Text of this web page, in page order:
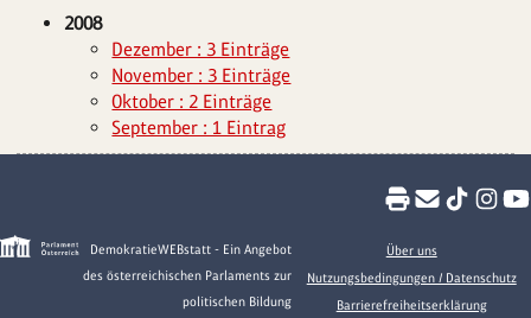
2008
Dezember : 3 Einträge
November : 3 Einträge
Oktober : 2 Einträge
September : 1 Eintrag
DemokratieWEBstatt - Ein Angebot
des österreichischen Parlaments zur
politischen Bildung
Über uns
Nutzungsbedingungen / Datenschutz
Barrierefreiheitserklärung